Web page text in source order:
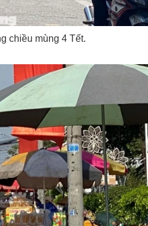
chiều mùng 4 Tết.